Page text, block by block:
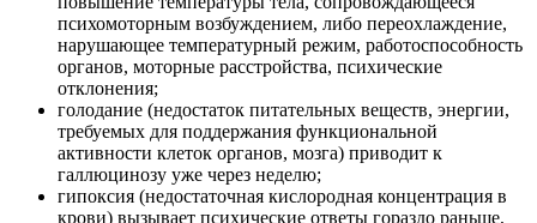
психомоторным возбуждением, либо переохлаждение,
нарушающее температурный режим, работоспособность
органов, моторные расстройства, психические
отклонения;
голодание (недостаток питательных веществ, энергии,
требуемых для поддержания функциональной
активности клеток органов, мозга) приводит к
галлюцинозу уже через неделю;
гипоксия (недостаточная кислородная концентрация в
крови) вызывает психические ответы гораздо раньше,